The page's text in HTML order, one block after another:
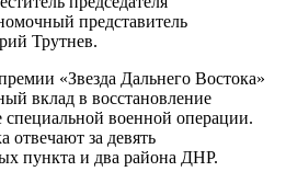
представитель
Трутнев.
«Звезда Дальнего Востока»
вклад в восстановление
военной операции.
отвечают за девять
пункта и два района ДНР.